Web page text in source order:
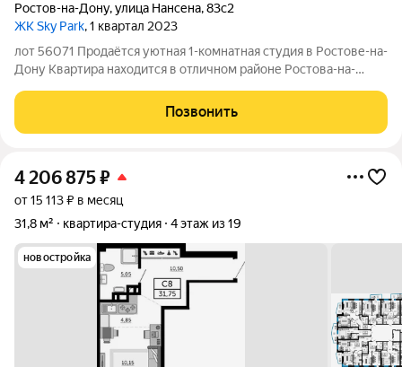
Ростов-на-Дону,улица Нансена,83с2
ЖК Sky Park, 1 квартал 2023
лот 56071 Продаётся уютная 1-комнатная студия в Ростове-на-
Дону Квартира находится в отличном районе Ростова-на-
транспортной доступностью. Современный монолитный дом
2021 года постройки. Выходят во
Позвонить
4 206 875₽
от 15 113 ₽ в месяц
31,8 м²
квартира-студия 4 этаж из 19
новостройка